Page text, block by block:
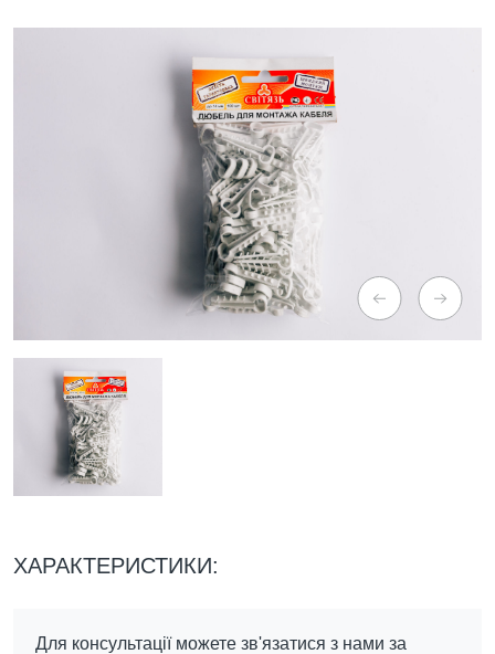
ХАРАКТЕРИСТИКИ:
Для консультації можете зв'язатися з нами за